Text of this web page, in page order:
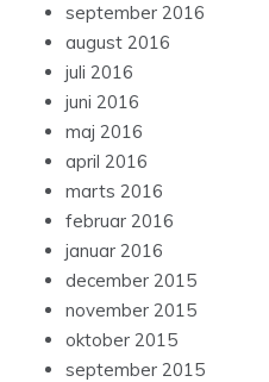
september 2016
august 2016
juli 2016
juni 2016
maj 2016
april 2016
marts 2016
februar 2016
januar 2016
december 2015
november 2015
oktober 2015
september 2015